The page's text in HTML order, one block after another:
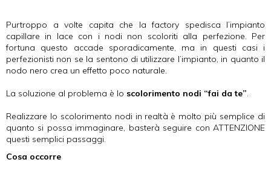
Purtroppo a volte capita che la factory spedisca l’impianto
capillare in lace con i nodi non scoloriti alla perfezione. Per
fortuna questo accade sporadicamente, ma in questi casi i
perfezionisti non se la sentono di utilizzare l’impianto, in quanto il
nodo nero crea un effetto poco naturale.
La soluzione al problema è lo scolorimento nodi “fai da te”.
Realizzare lo scolorimento nodi in realtà è molto più semplice di
quanto si possa immaginare, basterà seguire con ATTENZIONE
questi semplici passaggi.
Cosa occorre